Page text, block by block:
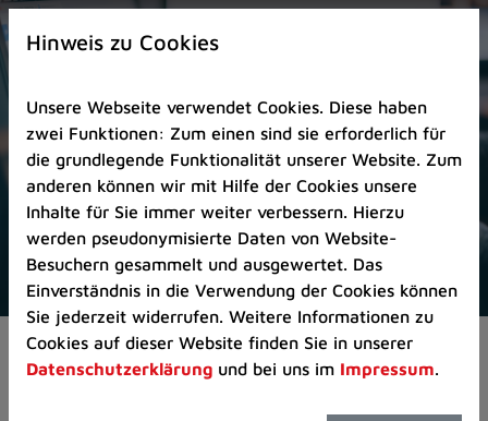
Zur
Startseite
Zum
Seitenanfang
springen
(Schnelltaste
A)
Zur
Navigation/Menü
springen
(Schnelltaste
M)
Zur
Aktuelles Pressemitteilungen
Hinweis zu Cookies
Unsere Webseite verwendet Cookies. Diese haben
zwei Funktionen: Zum einen sind sie erforderlich für
die grundlegende Funktionalität unserer Website. Zum
anderen können wir mit Hilfe der Cookies unsere
Inhalte für Sie immer weiter verbessern. Hierzu
werden pseudonymisierte Daten von Website-
Besuchern gesammelt und ausgewertet. Das
Einverständnis in die Verwendung der Cookies können
Sie jederzeit widerrufen. Weitere Informationen zu
Cookies auf dieser Website finden Sie in unserer
Datenschutzerklärung und bei uns im Impressum.